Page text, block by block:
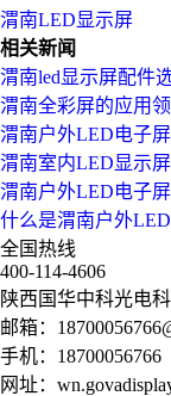
渭南LED显示屏
相关新闻
渭南led显示屏配件
渭南全彩屏的应用
渭南户外LED电子
渭南室内LED显示
渭南户外LED电子
什么是渭南户外
全国热线
400-114-4606
陕西国华中科光电
邮箱：
手机： 18700056766
网址：